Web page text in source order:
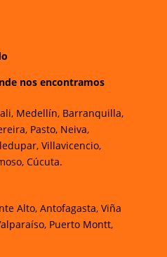
nos encontramos
Medellín, Barranquilla,
Pasto, Neiva,
Villavicencio,
Cúcuta.
Alto, Antofagasta, Viña
Puerto Montt,